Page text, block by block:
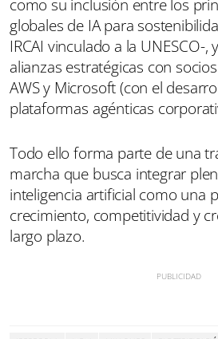
como su inclusión entre los
globales de IA para
IRCAI vinculado a la UNESCO-,
alianzas estratégicas con
AWS y Microsoft (con el
plataformas agénticas
Todo ello forma parte de una
marcha que busca integrar
inteligencia artificial como una
crecimiento, competitividad y
largo plazo.